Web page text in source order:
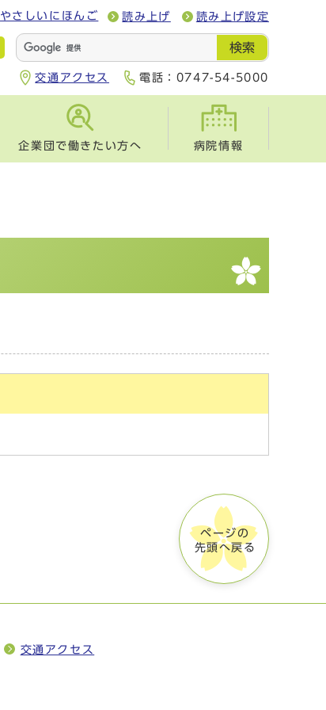
やさしいにほんご 読み上げ 読み上げ設定
検索
交通アクセス 電話： 0747-54-5000
企業団で働きたい方へ 病院情報
ページの
先頭へ戻る
交通アクセス